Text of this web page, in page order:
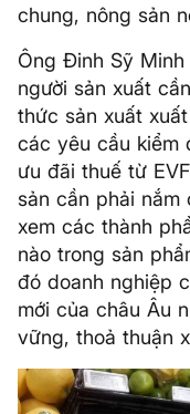
chung, nông sản
Ông Đinh Sỹ
người sản xuất
thức sản xuất
các yêu cầu kiểm
ưu đãi thuế từ
sản cần phải
xem các thành
nào trong sản
đó doanh nghiệp
mới của châu Âu
vững, thoả thuận